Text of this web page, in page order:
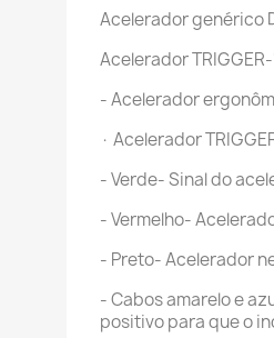
Acelerador genérico
Acelerador
- Acelerador
· Acelerador
- Verde- Sinal do
- Vermelho-
- Preto- Acelerador
- Cabos amarelo e
positivo para que o